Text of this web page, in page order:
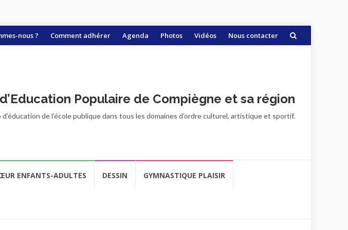
nous ? Comment adhérer Agenda Photos Vidéos Nous contacter
Populaire de Compiègne et sa région
de l’école publique dans tous les domaines d'ordre culturel, artistique et sportif.
ENFANTS-ADULTES DESSIN GYMNASTIQUE PLAISIR